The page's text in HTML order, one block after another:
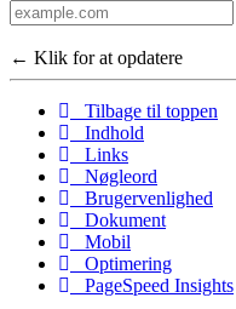
← Klik for at opdatere
Tilbage til toppen
Indhold
Links
Nøgleord
Brugervenlighed
Dokument
Mobil
Optimering
PageSpeed Insights